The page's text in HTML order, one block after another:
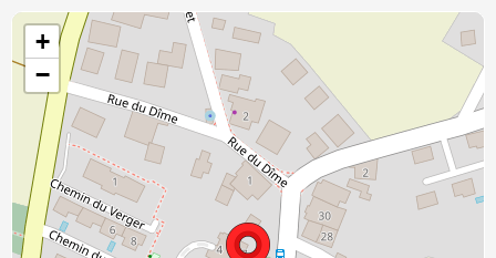
+
−